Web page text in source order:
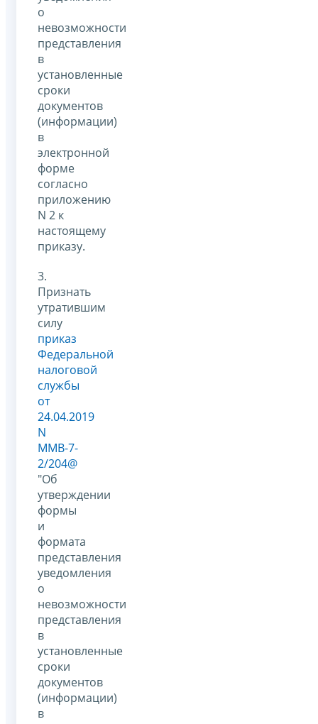
о
невозможности
представления
в
установленные
сроки
документов
(информации)
в
электронной
форме
согласно
приложению
N 2 к
настоящему
приказу.
3.
Признать
утратившим
силу
приказ
Федеральной
налоговой
службы
от
24.04.2019
N
ММВ-7-
2/204@
"Об
утверждении
формы
и
формата
представления
уведомления
о
невозможности
представления
в
установленные
сроки
документов
(информации)
в